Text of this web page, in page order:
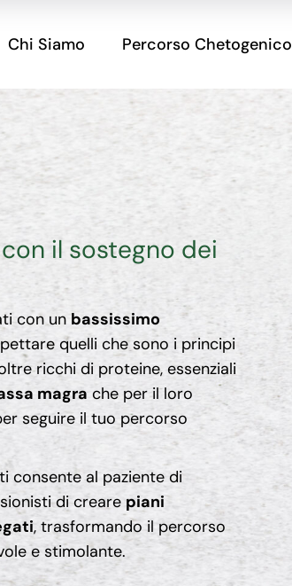
Chi Siamo Percorso Chetogenico
il sostegno dei
con un bassissimo
quelli che sono i principi
ricchi di proteine, essenziali
magra che per il loro
seguire il tuo percorso
consente al paziente di
di creare piani
, trasformando il percorso
e stimolante.